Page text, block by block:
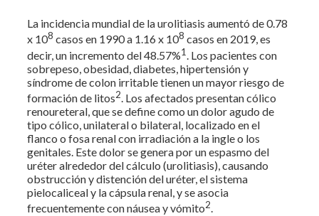
La incidencia mundial de la urolitiasis aumentó de 0.78
x 108 casos en 1990 a 1.16 x 108 casos en 2019, es
decir, un incremento del 48.57%1. Los pacientes con
sobrepeso, obesidad, diabetes, hipertensión y
síndrome de colon irritable tienen un mayor riesgo de
formación de litos2. Los afectados presentan cólico
renoureteral, que se define como un dolor agudo de
tipo cólico, unilateral o bilateral, localizado en el
flanco o fosa renal con irradiación a la ingle o los
genitales. Este dolor se genera por un espasmo del
uréter alrededor del cálculo (urolitiasis), causando
obstrucción y distención del uréter, el sistema
pielocaliceal y la cápsula renal, y se asocia
frecuentemente con náusea y vómito2.